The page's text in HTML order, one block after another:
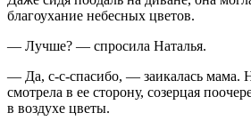
благоухание небесных цветов.
— Лучше? — спросила Наталья.
— Да, с-с-спасибо, — заикалась мама.
смотрела в ее сторону, созерцая
в воздухе цветы.